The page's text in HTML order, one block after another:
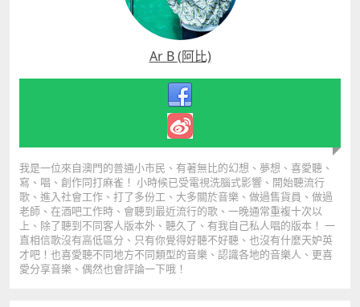
為周圍的人而尷尬，然後不需要太鼓譟太high。當然我
在台上的時候是盡量傳遞正面訊息，應該啦。3.你對自
己的音樂目標是什麼？ 希望能盡量幫助有故事的、有才
華的人們發出自g己的聲音，然後有一天，自己唱不動
了、沒有故事想說了，可以偶爾在bar彈彈爵士樂。跟
好朋友一起喝點酒，然後慢慢走回家。 @ 小傾心大爆
炸mv @ 複誦 duet with魏如萱 mv Easy
Ar B (阿比)
我是一位來自澳門的普通小市民、有著無比的幻想、夢想、喜愛聽、
寫、唱、創作同打麻雀！ 小時候已受電視洗腦式影響、開始聽流行
歌、進入社會工作、打了多份工、大多關於音樂、做過售貨員、做過
老師、在酒吧工作時、會聽到最近流行的歌、一晚通常重複十次以
上、除了聽到不同客人版本外、聽久了、有我自己私人唱的版本！ 一
直相信歌沒有高低區分、只有你覺得好聽不好聽、也沒有什麼天妒英
才吧！也喜愛聽不同地方不同類型的音樂、認識各地的音樂人、更喜
愛分享音樂、偶然也會評論一下哦！